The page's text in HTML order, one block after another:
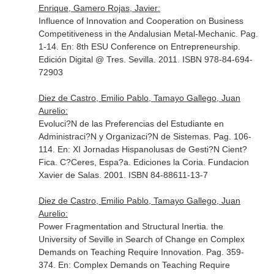
Enrique, Gamero Rojas, Javier:
Influence of Innovation and Cooperation on Business
Competitiveness in the Andalusian Metal-Mechanic. Pag.
1-14. En: 8th ESU Conference on Entrepreneurship.
Edición Digital @ Tres. Sevilla. 2011. ISBN 978-84-694-
72903
Diez de Castro, Emilio Pablo, Tamayo Gallego, Juan
Aurelio:
Evoluci?N de las Preferencias del Estudiante en
Administraci?N y Organizaci?N de Sistemas. Pag. 106-
114. En: XI Jornadas Hispanolusas de Gesti?N Cient?
Fica . C?Ceres, Espa?a. Ediciones la Coria. Fundacion
Xavier de Salas. 2001. ISBN 84-88611-13-7
Diez de Castro, Emilio Pablo, Tamayo Gallego, Juan
Aurelio:
Power Fragmentation and Structural Inertia. the
University of Seville in Search of Change en Complex
Demands on Teaching Require Innovation. Pag. 359-
374. En: Complex Demands on Teaching Require